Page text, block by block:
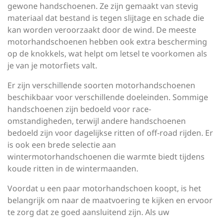
gewone handschoenen. Ze zijn gemaakt van stevig
materiaal dat bestand is tegen slijtage en schade die
kan worden veroorzaakt door de wind. De meeste
motorhandschoenen hebben ook extra bescherming
op de knokkels, wat helpt om letsel te voorkomen als
je van je motorfiets valt.
Er zijn verschillende soorten motorhandschoenen
beschikbaar voor verschillende doeleinden. Sommige
handschoenen zijn bedoeld voor race-
omstandigheden, terwijl andere handschoenen
bedoeld zijn voor dagelijkse ritten of off-road rijden. Er
is ook een brede selectie aan
wintermotorhandschoenen die warmte biedt tijdens
koude ritten in de wintermaanden.
Voordat u een paar motorhandschoen koopt, is het
belangrijk om naar de maatvoering te kijken en ervoor
te zorg dat ze goed aansluitend zijn. Als uw